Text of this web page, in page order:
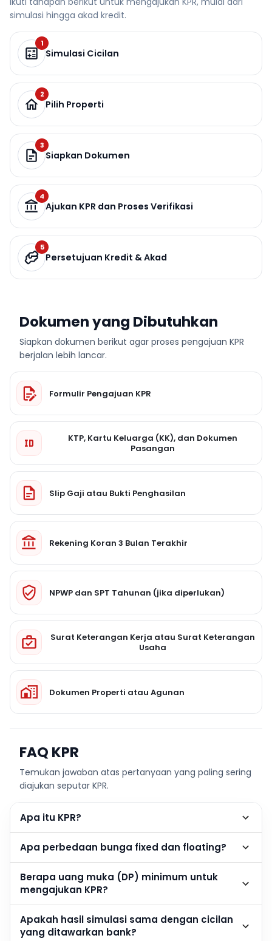
simulasi hingga akad kredit.
1
Simulasi Cicilan
2
Pilih Properti
3
Siapkan Dokumen
4
Ajukan KPR dan Proses Verifikasi
5
Persetujuan Kredit & Akad
Dokumen yang Dibutuhkan
Siapkan dokumen berikut agar proses pengajuan KPR
berjalan lebih lancar.
Formulir Pengajuan KPR
KTP, Kartu Keluarga (KK), dan Dokumen
Pasangan
Slip Gaji atau Bukti Penghasilan
Rekening Koran 3 Bulan Terakhir
NPWP dan SPT Tahunan (jika diperlukan)
Surat Keterangan Kerja atau Surat Keterangan
Usaha
Dokumen Properti atau Agunan
FAQ KPR
Temukan jawaban atas pertanyaan yang paling sering
diajukan seputar KPR.
Apa itu KPR?
Apa perbedaan bunga fixed dan floating?
Berapa uang muka (DP) minimum untuk
mengajukan KPR?
Apakah hasil simulasi sama dengan cicilan
yang ditawarkan bank?